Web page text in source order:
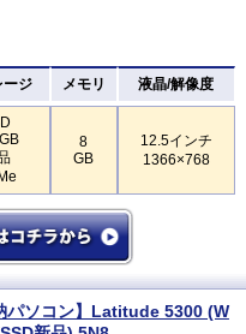
ージ メモリ 液晶/解像度
8
GB
12.5インチ
1366×768
パソコン】Latitude 5300 (W